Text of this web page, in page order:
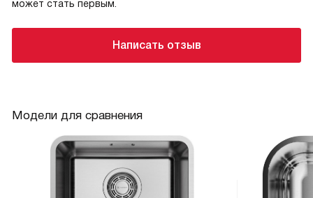
может стать первым.
Написать отзыв
Модели для сравнения